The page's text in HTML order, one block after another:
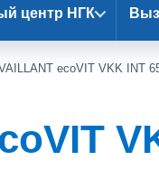
центр НГК
ecoVIT VKK INT